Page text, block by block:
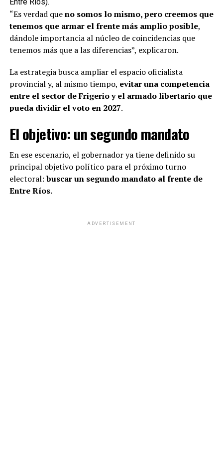
“Es verdad queno somos lo mismo, pero creemos que
tenemos que armar el frente más amplio posible,
dándole importancia al núcleo de coincidencias que
tenemos más que a las diferencias”, explicaron.
La estrategia busca ampliar el espacio oficialista
provincial y, al mismo tiempo, evitar una competencia
entre el sector de Frigerio y el armado libertario que
pueda dividir el voto en 2027.
El objetivo: un segundo mandato
En ese escenario, el gobernador ya tiene definido su
principal objetivo político para el próximo turno
electoral:buscar un segundo mandato al frente de
Entre Ríos.
ADVERTISEMENT